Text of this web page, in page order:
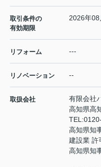
取引条件の
有効期限
2026年08
リフォーム ---
リノベーション --
取扱会社
有限会社
高知県高
TEL:
高知県知
建設業
高知県知